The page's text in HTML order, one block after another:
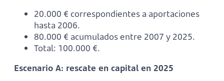
20.000 € correspondientes a aportaciones
hasta 2006.
80.000 € acumulados entre 2007 y 2025.
Total: 100.000 €.
Escenario A: rescate en capital en 2025